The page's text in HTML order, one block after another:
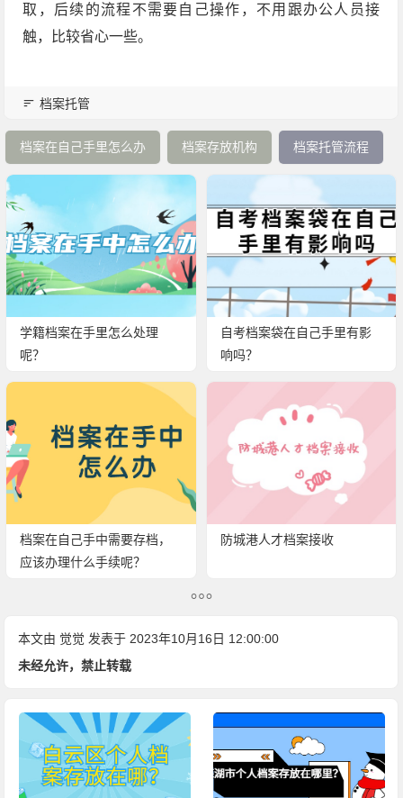
取，后续的流程不需要自己操作，不用跟办公人员接
触，比较省心一些。
档案托管
档案在自己手里怎么办 档案存放机构 档案托管流程
学籍档案在手里怎么处理
呢？
自考档案袋在自己手里有影
响吗？
档案在自己手中需要存档，
应该办理什么手续呢？
防城港人才档案接收
本文由 觉觉 发表于 2023年10月16日 12:00:00
未经允许，禁止转载